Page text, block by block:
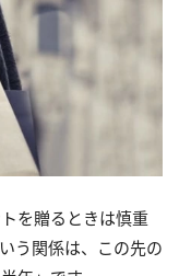
を贈るときは慎重
う関係は、この先の